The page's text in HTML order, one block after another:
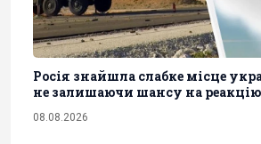
Росія знайшла слабке місце
не залишаючи шансу на
08.08.2026